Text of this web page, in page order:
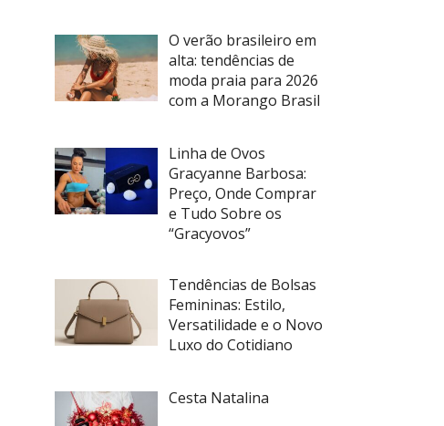
O verão brasileiro em
alta: tendências de
moda praia para 2026
com a Morango Brasil
Linha de Ovos
Gracyanne Barbosa:
Preço, Onde Comprar
e Tudo Sobre os
“Gracyovos”
Tendências de Bolsas
Femininas: Estilo,
Versatilidade e o Novo
Luxo do Cotidiano
Cesta Natalina